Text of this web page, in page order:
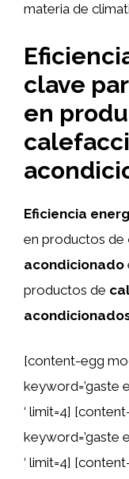
materia de
clave
en
Eficiencia
en productos de
acondicionado
productos de
[content-egg
keyword=’gaste
‘ limit=4]
keyword=’gaste
‘ limit=4]